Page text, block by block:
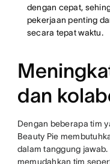
dengan cepat,
pekerjaan penting
secara tepat waktu.
dan
Dengan beberapa tim
Beauty Pie
dalam tanggung
memudahkan tim